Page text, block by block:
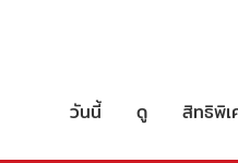
วันนี้ ดู สิทธิพิเ